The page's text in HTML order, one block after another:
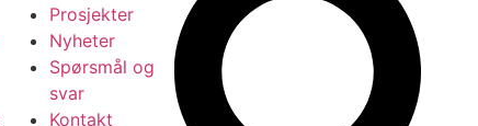
Prosjekter
Nyheter
Spørsmål og
svar
Kontakt